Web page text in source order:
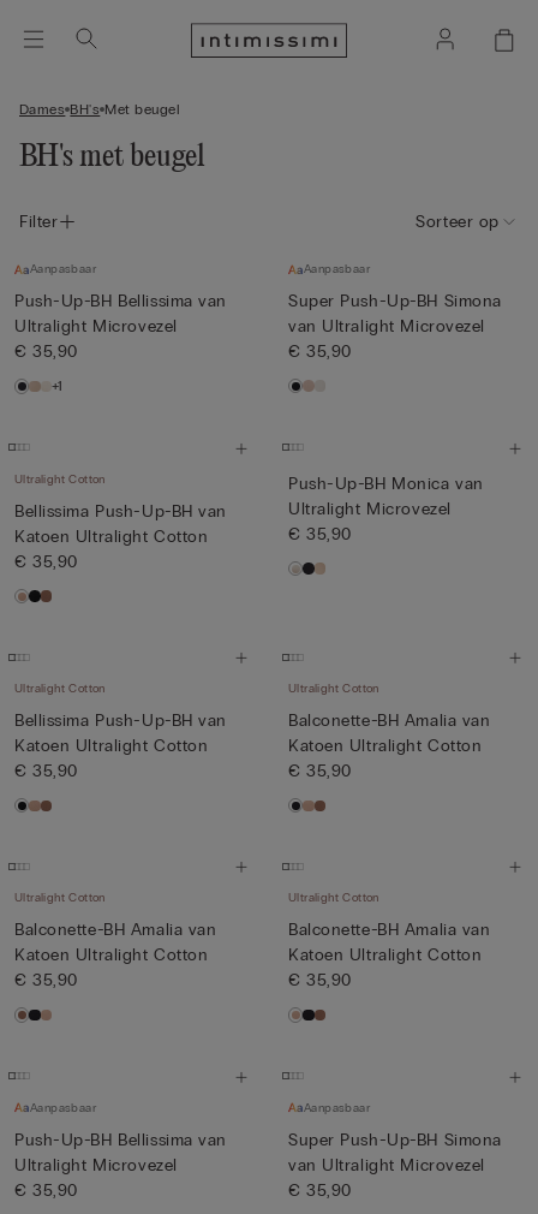
Dames BH's Met beugel
BH's met beugel
Filter Sorteer op
Aanpasbaar
Push-Up-BH Bellissima van
Ultralight Microvezel
€ 35,90
+1
Aanpasbaar
Super Push-Up-BH Simona
van Ultralight Microvezel
€ 35,90
Ultralight Cotton
Bellissima Push-Up-BH van
Katoen Ultralight Cotton
€ 35,90
Push-Up-BH Monica van
Ultralight Microvezel
€ 35,90
Ultralight Cotton
Bellissima Push-Up-BH van
Katoen Ultralight Cotton
€ 35,90
Ultralight Cotton
Balconette-BH Amalia van
Katoen Ultralight Cotton
€ 35,90
Ultralight Cotton
Balconette-BH Amalia van
Katoen Ultralight Cotton
€ 35,90
Ultralight Cotton
Balconette-BH Amalia van
Katoen Ultralight Cotton
€ 35,90
Aanpasbaar
Push-Up-BH Bellissima van
Ultralight Microvezel
€ 35,90
Aanpasbaar
Super Push-Up-BH Simona
van Ultralight Microvezel
€ 35,90